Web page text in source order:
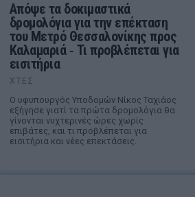
Απόψε τα δοκιμαστικά
δρομολόγια για την επέκταση
του Μετρό Θεσσαλονίκης προς
Καλαμαριά ‑ Τι προβλέπεται για
εισιτήρια
ΧΤΕΣ
Ο υφυπουργός Υποδομών Νίκος Ταχιάος
εξήγησε γιατί τα πρώτα δρομολόγια θα
γίνονται νυχτερινές ώρες χωρίς
επιβάτες, και τι προβλέπεται για
εισιτήρια και νέες επεκτάσεις.